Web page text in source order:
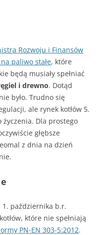
Rozwoju i Finansów
paliwo stałe, które
będą musiały spełniać
i drewno. Dotąd
było. Trudno się
ale rynek kotłów 5.
życzenia. Dla prostego
głębsze
z dnia na dzień
października b.r.
które nie spełniają
PN-EN 303-5:2012.